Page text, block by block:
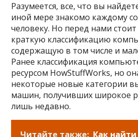
Разумеется, все, что вы
иной мере знакомо каждому
человеку. Но перед нами
краткую классификацию
содержащую в том числе и
Ранее классификация
ресурсом HowStuffWorks, но
некоторые новые категории
машин, получивших широкое
лишь недавно.
Читайте также: Как найти